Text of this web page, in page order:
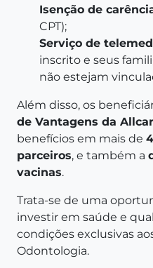
Isenção de
CPT);
Serviço de
inscrito e seus
não estejam
Além disso, os
de Vantagens da
benefícios em mais de
parceiros, e também a
vacinas.
Trata-se de uma
investir em saúde e
condições exclusivas
Odontologia.